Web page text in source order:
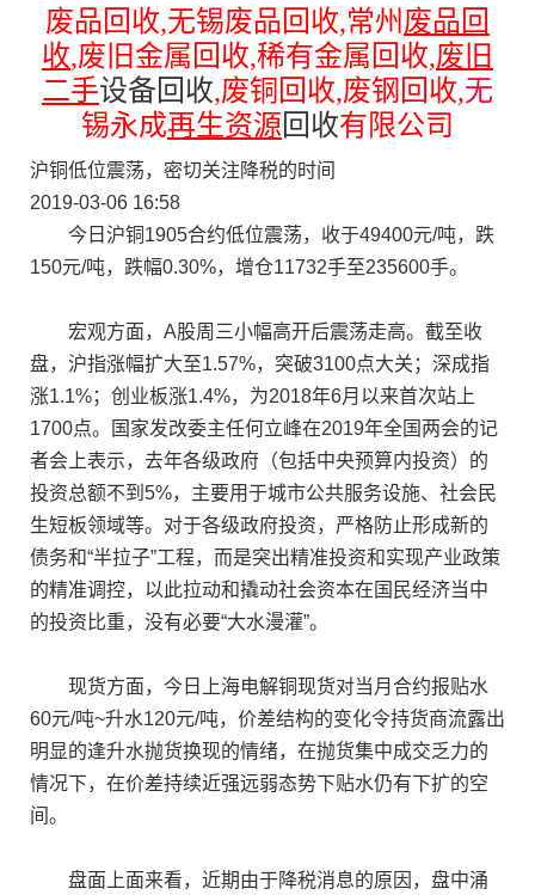
废品回收,无锡废品回收,常州 废品回
收,废旧金属回收,稀有金属回收,废旧
二手设备回收,废铜回收,废钢回收,无
锡永成再生资源 回收有限公司
沪铜低位震荡，密切关注降税的时间
2019-03-06 16:58
今日沪铜1905合约低位震荡，收于49400元/吨，跌
150元/吨，跌幅0.30%，增仓11732手至235600手。
宏观方面，A股周三小幅高开后震荡走高。截至收
盘，沪指涨幅扩大至1.57%，突破3100点大关；深成指
涨1.1%；创业板涨1.4%，为2018年6月以来首次站上
1700点。国家发改委主任何立峰在2019年全国两会的记
者会上表示，去年各级政府（包括中央预算内投资）的
投资总额不到5%，主要用于城市公共服务设施、社会民
生短板领域等。对于各级政府投资，严格防止形成新的
债务和“半拉子”工程，而是突出精准投资和实现产业政策
的精准调控，以此拉动和撬动社会资本在国民经济当中
的投资比重，没有必要“大水漫灌”。
现货方面，今日上海电解铜现货对当月合约报贴水
60元/吨~升水120元/吨，价差结构的变化令持货商流露出
明显的逢升水抛货换现的情绪，在抛货集中成交乏力的
情况下，在价差持续近强远弱态势下贴水仍有下扩的空
间。
盘面上面来看，近期由于降税消息的原因，盘中涌